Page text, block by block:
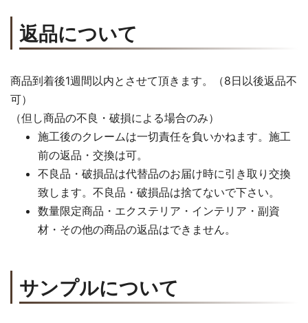
返品について
商品到着後1週間以内とさせて頂きます。（8日以後返品不
可）
（但し商品の不良・破損による場合のみ）
施工後のクレームは一切責任を負いかねます。施工
前の返品・交換は可。
不良品・破損品は代替品のお届け時に引き取り交換
致します。不良品・破損品は捨てないで下さい。
数量限定商品・エクステリア・インテリア・副資
材・その他の商品の返品はできません。
サンプルについて